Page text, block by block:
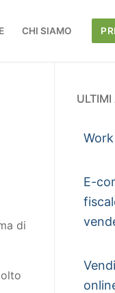
CHI SIAMO
di
ULTIMI
E-